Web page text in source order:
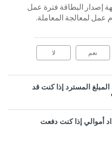
إصدار البطاقة فترة عمل
نعم لا
المسترد إذا كنت قد
أموالي إذا كنت دفعت